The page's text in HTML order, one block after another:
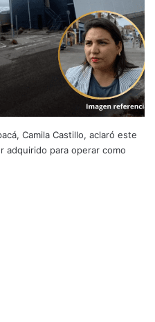
Camila Castillo, aclaró este
adquirido para operar como